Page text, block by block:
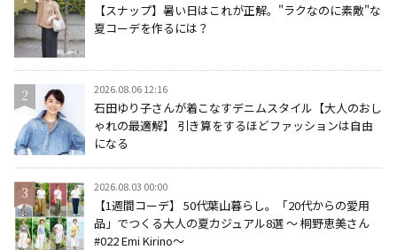
【スナップ】暑い日はこれが正解。"ラクなのに素敵"な
夏コーデを作るには？
2026.08.06 12:16
石田ゆり子さんが着こなすデニムスタイル【大人のおし
ゃれの最適解】 引き算をするほどファッションは自由
になる
2026.08.03 00:00
【1週間コーデ】 50代葉山暮らし。「20代からの愛用
品」でつくる大人の夏カジュアル8選 ～ 桐野恵美さん
#022 Emi Kirino～